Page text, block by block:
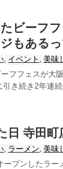
ビーフ
もあるっ
, イベント , 美味
フフェスが大
き続き2年連
日 寺田町
, ラーメン, 美味
プンしたラー